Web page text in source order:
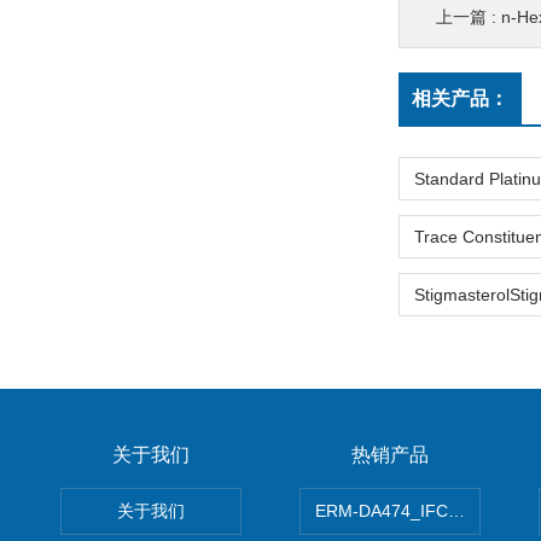
上一篇 : n-Hexyl
相关产品：
关于我们
关于我们
热销产品
ERM-DA474_IFCCC反应蛋